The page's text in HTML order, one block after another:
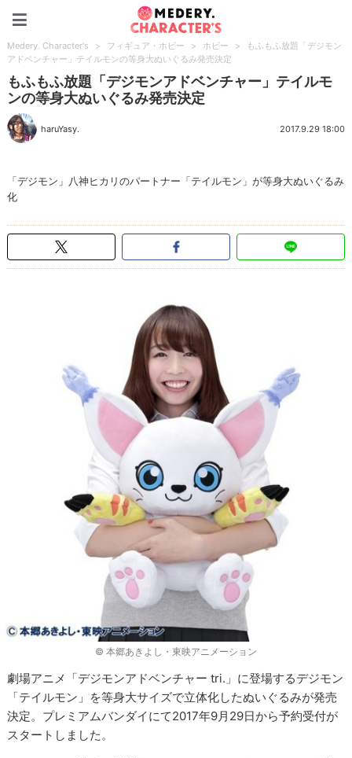
Medery. Character's > フィギュア・ホビー > ホビー >
もふもふ放題「デジモン
アドベンチャー」テイルモンの等身大ぬいぐるみ発売決定
もふもふ放題「デジモンアドベンチャー」テイルモ
ンの等身大ぬいぐるみ発売決定
haruYasy. 2017.9.29 18:00
「デジモン」八神ヒカリのパートナー「テイルモン」が等身大ぬいぐるみ
化
© 本郷あきよし・東映アニメーション
劇場アニメ「デジモンアドベンチャー tri.」に登場するデジモン
「テイルモン」を等身大サイズで立体化したぬいぐるみが発売
決定。プレミアムバンダイにて2017年9月29日から予約受付が
スタートしました。